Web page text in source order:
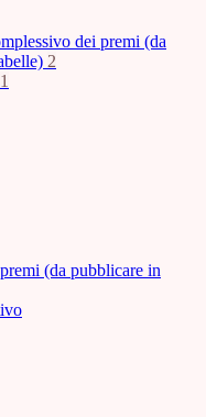
dei premi (da
2
1
(da pubblicare in